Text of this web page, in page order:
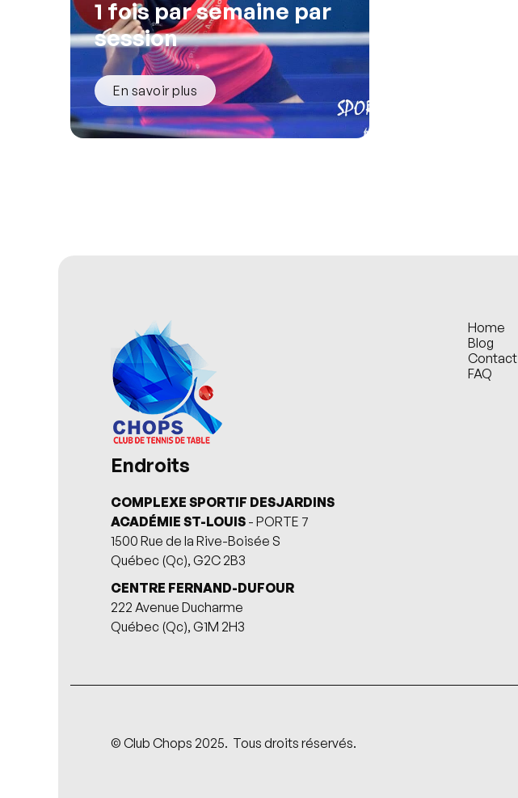
1 fois par semaine par
session
En savoir plus
Endroits
COMPLEXE SPORTIF DESJARDINS
ACADÉMIE ST-LOUIS - PORTE 7
1500 Rue de la Rive-Boisée S
Québec (Qc), G2C 2B3
CENTRE FERNAND-DUFOUR
222 Avenue Ducharme
Québec (Qc), G1M 2H3
Home
Blog
Contact
FAQ
© Club Chops 2025. Tous droits réservés.